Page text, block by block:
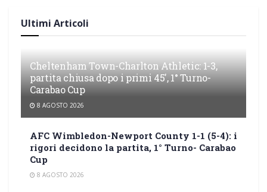
Ultimi Articoli
Cheltenham Town-Charlton Athletic: 1-3,
partita chiusa dopo i primi 45′, 1° Turno-
Carabao Cup
8 AGOSTO 2026
AFC Wimbledon-Newport County 1-1 (5-4): i
rigori decidono la partita, 1° Turno- Carabao
Cup
8 AGOSTO 2026